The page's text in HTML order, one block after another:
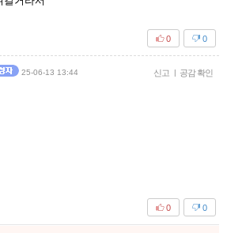
0
0
25-06-13 13:44 신고 | 공감 확인
0
0